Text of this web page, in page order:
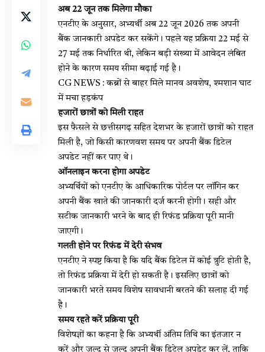
अब 22 जून तक मिलेगा मौका
एनटीए के अनुसार, अभ्यर्थी अब 22 जून 2026 तक अपनी
बैंक जानकारी अपडेट कर सकेंगे। पहले यह प्रक्रिया 22 मई से
27 मई तक निर्धारित थी, लेकिन बड़ी संख्या में आवेदन लंबित
होने के कारण समय सीमा बढ़ाई गई है।
CG NEWS : कब्रों से बाहर मिले मानव अवशेष, श्मशान घाट
में मचा हड़कंप
हजारों छात्रों को मिली राहत
इस फैसले से छत्तीसगढ़ सहित देशभर के हजारों छात्रों को राहत
मिली है, जो किसी कारणवश समय पर अपनी बैंक डिटेल
अपडेट नहीं कर पाए थे।
ऑनलाइन करना होगा अपडेट
अभ्यर्थियों को एनटीए के आधिकारिक पोर्टल पर लॉगिन कर
अपनी बैंक खाते की जानकारी दर्ज करनी होगी। सही और
सटीक जानकारी भरने के बाद ही रिफंड प्रक्रिया पूरी मानी
जाएगी।
गलती होने पर रिफंड में देरी संभव
एनटीए ने स्पष्ट किया है कि यदि बैंक डिटेल में कोई त्रुटि होती है,
तो रिफंड प्रक्रिया में देरी हो सकती है। इसलिए छात्रों को
जानकारी भरते समय विशेष सावधानी बरतने की सलाह दी गई
है।
समय रहते करें प्रक्रिया पूरी
विशेषज्ञों का कहना है कि अभ्यर्थी अंतिम तिथि का इंतजार न
करें और जल्द से जल्द अपनी बैंक डिटेल अपडेट कर लें, ताकि